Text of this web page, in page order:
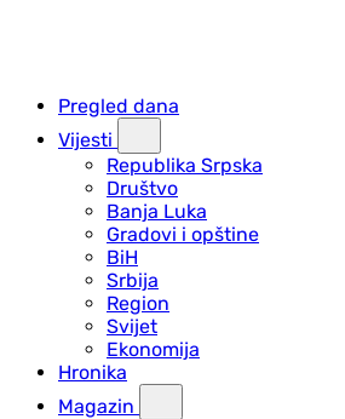
Pregled dana
Vijesti
Republika Srpska
Društvo
Banja Luka
Gradovi i opštine
BiH
Srbija
Region
Svijet
Ekonomija
Hronika
Magazin